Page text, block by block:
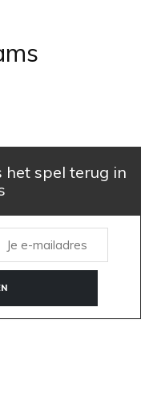
het spel terug in